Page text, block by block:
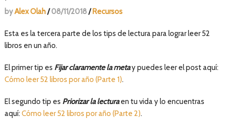
byAlex Olah/ 08/11/2018/ Recursos
Esta es la tercera parte de los tips de lectura para lograr leer 52
libros en un año.
El primer tip es Fijar claramente la metay puedes leer el post aquí:
Cómo leer 52 libros por año (Parte 1).
El segundo tip es Priorizar la lecturaen tu vida y lo encuentras
aquí: Cómo leer 52 libros por año (Parte 2).